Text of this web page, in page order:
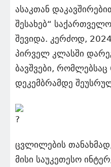
ასაკთან
შესახებ“
შევიდა. კერძოდ,
პირველ კლასში
ბავშვები,
დეკემბრამდე
ცვლილების
მისი საუკეთესო